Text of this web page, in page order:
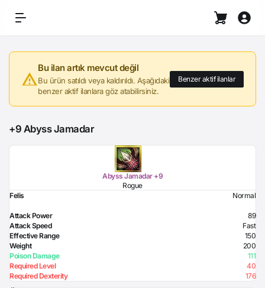
Bu ilan artık mevcut değil
Bu ürün satıldı veya kaldırıldı. Aşağıdaki
benzer aktif ilanlara göz atabilirsiniz.
Benzer aktif ilanlar
+9 Abyss Jamadar
Abyss Jamadar +9
Rogue
Felis
Normal
Attack Power
89
Attack Speed
Fast
Effective Range
150
Weight
200
Poison Damage
111
Required Level
40
Required Dexterity
176